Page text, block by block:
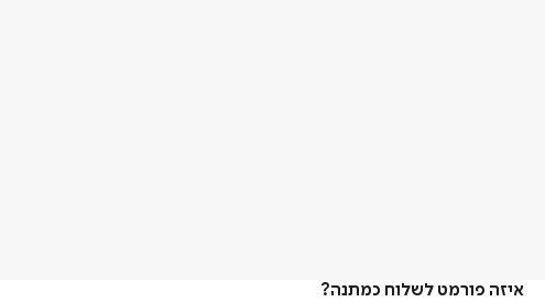
איזה פורמט לשלוח כמתנה?